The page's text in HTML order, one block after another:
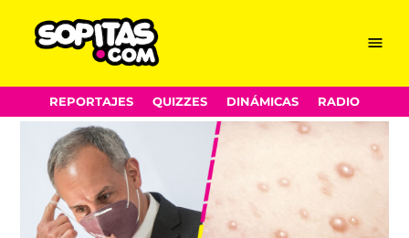
Skip
to
content
Menu
REPORTAJES QUIZZES DINÁMICAS RADIO